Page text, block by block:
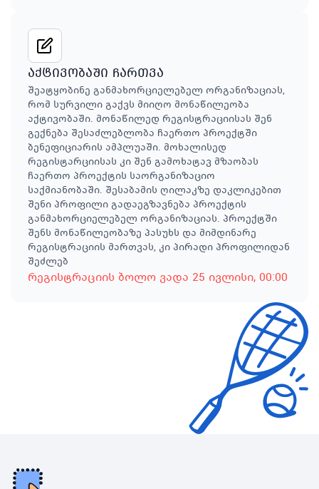
აქტივობაში ჩართვა
შეატყობინე განმახორციელებელ ორგანიზაციას,
რომ სურვილი გაქვს მიიღო მონაწილეობა
აქტივობაში. მონაწილედ რეგისტრაციისას შენ
გექნება შესაძლებლობა ჩაერთო პროექტში
ბენეფიციარის ამპლუაში. მოხალისედ
რეგისტარციისას კი შენ გამოხატავ მზაობას
ჩაერთო პროექტის საორგანიზაციო
საქმიანობაში. შესაბამის ღილაკზე დაკლიკებით
შენი პროფილი გადაეგზავნება პროექტის
განმახორციელებელ ორგანიზაციას. პროექტში
შენს მონაწილეობაზე პასუხს და მიმდინარე
რეგისტრაციის მართვას, კი პირადი პროფილიდან
შეძლებ
რეგისტრაციის ბოლო ვადა 25 ივლისი, 00:00